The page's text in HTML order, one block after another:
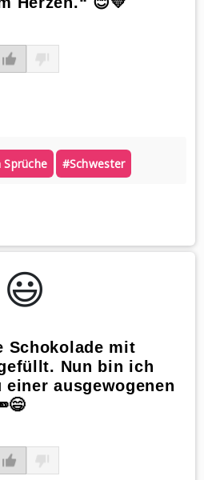
#schwester
😃️
Schokolade mit
Nun bin ich
einer ausgewogenen